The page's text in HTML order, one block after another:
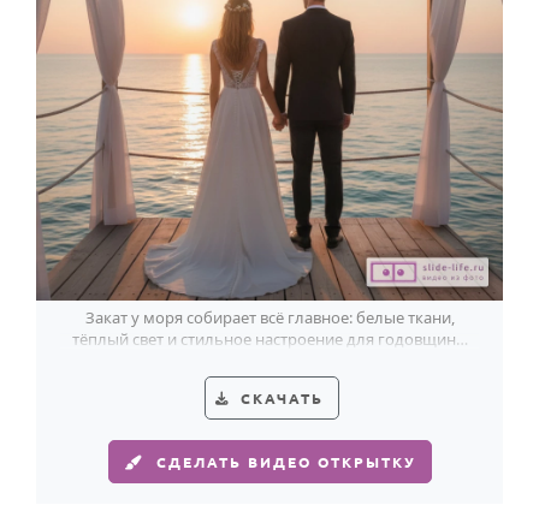
Закат у моря собирает всё главное: белые ткани,
тёплый свет и стильное настроение для годовщины
СКАЧАТЬ
СДЕЛАТЬ ВИДЕО ОТКРЫТКУ